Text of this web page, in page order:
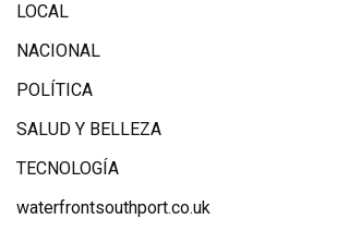
LOCAL
NACIONAL
POLÍTICA
SALUD Y BELLEZA
TECNOLOGÍA
waterfrontsouthport.co.uk